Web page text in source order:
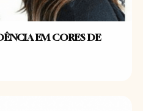
EM CORES DE